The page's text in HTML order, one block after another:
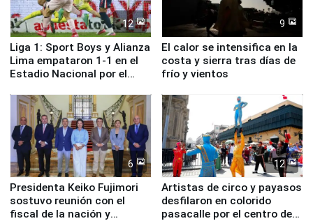
12
Liga 1: Sport Boys y Alianza
Lima empataron 1-1 en el
Estadio Nacional por el
9
El calor se intensifica en la
costa y sierra tras días de
frío y vientos
6
Presidenta Keiko Fujimori
sostuvo reunión con el
fiscal de la nación y
12
Artistas de circo y payasos
desfilaron en colorido
pasacalle por el centro de